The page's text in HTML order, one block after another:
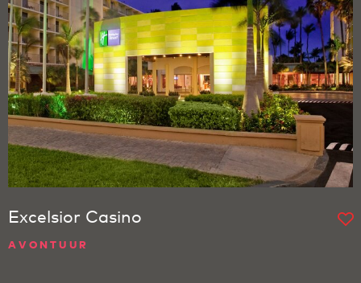
Excelsior Casino
AVONTUUR